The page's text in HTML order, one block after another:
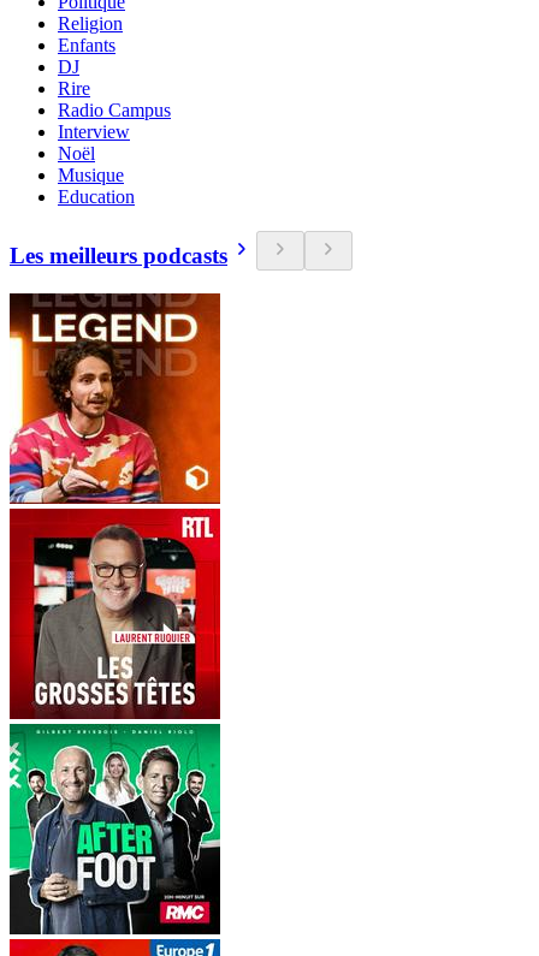
Religion
Enfants
DJ
Rire
Radio Campus
Interview
Noël
Musique
Education
Les meilleurs podcasts